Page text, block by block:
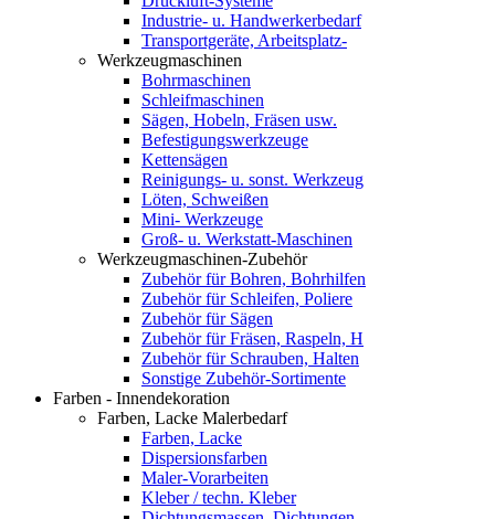
Industrie- u. Handwerkerbedarf
Transportgeräte, Arbeitsplatz-
Werkzeugmaschinen
Bohrmaschinen
Schleifmaschinen
Sägen, Hobeln, Fräsen usw.
Befestigungswerkzeuge
Kettensägen
Reinigungs- u. sonst. Werkzeug
Löten, Schweißen
Mini- Werkzeuge
Groß- u. Werkstatt-Maschinen
Werkzeugmaschinen-Zubehör
Zubehör für Bohren, Bohrhilfen
Zubehör für Schleifen, Poliere
Zubehör für Sägen
Zubehör für Fräsen, Raspeln, H
Zubehör für Schrauben, Halten
Sonstige Zubehör-Sortimente
Farben - Innendekoration
Farben, Lacke Malerbedarf
Farben, Lacke
Dispersionsfarben
Maler-Vorarbeiten
Kleber / techn. Kleber